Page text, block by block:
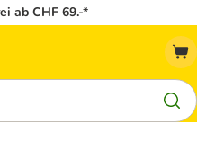
ab CHF 69.-*